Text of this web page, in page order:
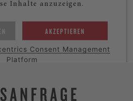
Inhalte anzuzeigen.
AKZEPTIEREN
Consent Management
Platform